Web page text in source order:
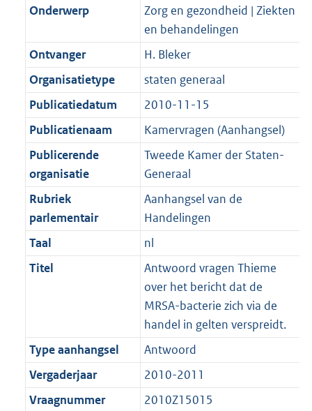
t
a
K
b
2
K
b
Onderwerp
Zorg en gezondheid | Ziekten
en behandelingen
Ontvanger
H. Bleker
Organisatietype
staten generaal
Publicatiedatum
2010-11-15
Publicatienaam
Kamervragen (Aanhangsel)
Publicerende
organisatie
Tweede Kamer der Staten-
Generaal
Rubriek
parlementair
Aanhangsel van de
Handelingen
Taal
nl
Titel
Antwoord vragen Thieme
over het bericht dat de
MRSA-bacterie zich via de
handel in gelten verspreidt.
Type aanhangsel
Antwoord
Vergaderjaar
2010-2011
Vraagnummer
2010Z15015